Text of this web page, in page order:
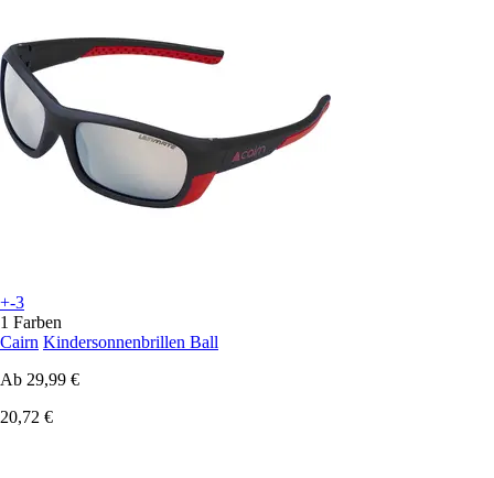
+-3
1 Farben
Cairn Kindersonnenbrillen Ball
Ab 29,99 €
20,72 €